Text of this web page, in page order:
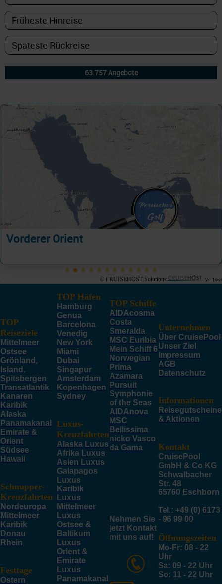
Vorderer Orient
© CRUISEHOST Solutions V4.1663
TOP
Reiseziele
Mittelmeer
Ostsee
Grönland,
Island,
Spitsbergen
Transatlantik
Kanaren
Karibik
Alaska
Panamakanal
Emirate &
Orient
Südsee
Hawaii
Schnupper-
Kreuzfahrten
Nordeuropa
Mittelmeer
Karibik
Donau
Rhein
Festtage
Ostern
TOP Häfen
Hamburg
Genua
Barcelona
Venedig
New York
Miami
Dubai
Singapur
Amsterdam
Kopenhagen
Sydney
Luxus-
Kreuzfahrten
Alaska Luxus
Afrika Luxus
Asien Luxus
Galapagos
Luxus
Karibik
Luxus
Mittelmeer
Luxus
Ostsee &
Baltikum
Luxus
Orient &
Emirate
Luxus
Panamakanal
TOP Schiffe
AIDAcosma
Costa
Smeralda
MSC Euribia
Mein Schiff 6
Norwegian
Prima
Azamara
Pursuit
Symphonie
of the Seas
AIDAnova
MSC
Bellissima
nicko Vasco
da Gama
Nehmen Sie
jetzt Kontakt
mit uns auf!
Unternehmen
Über CruisePool
Unser Ziel
Impressum
AGB
Datenschutz
Informationen
Reisegutscheine
& Aktionen
Kontakt
CruisePool
GmbH & Co KG
Schwalbacher
Str. 48
65760 Eschborn
Tel.: +49 (0) 6173
- 96 99 00
Öffnungszeiten
Mo-Fr: 08 - 22
Uhr
Sa: 09 - 22 Uhr
So: 11 - 22 Uhr